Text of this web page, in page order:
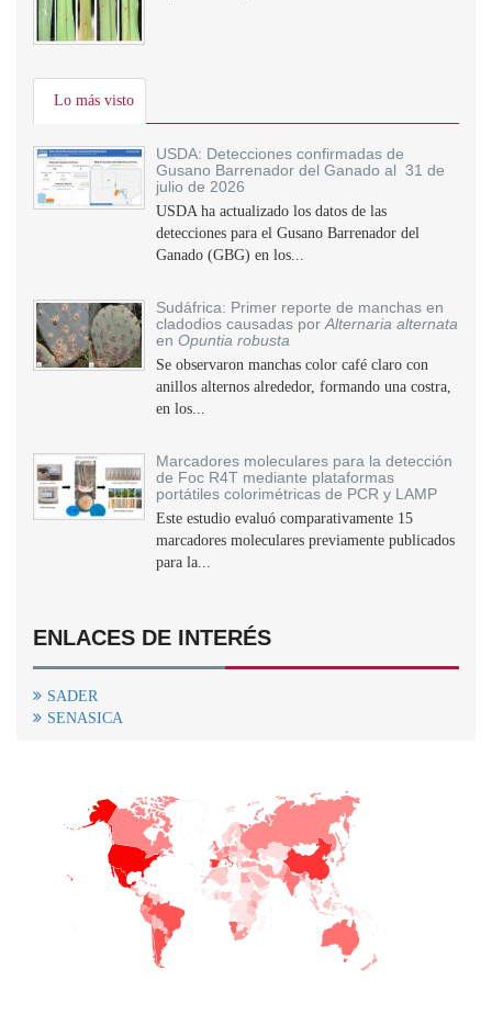
Lo más visto
USDA: Detecciones confirmadas de
Gusano Barrenador del Ganado al 31 de
julio de 2026
USDA ha actualizado los datos de las
detecciones para el Gusano Barrenador del
Ganado (GBG) en los...
Sudáfrica: Primer reporte de manchas en
cladodios causadas por Alternaria alternata
en Opuntia robusta
Se observaron manchas color café claro con
anillos alternos alrededor, formando una costra,
en los...
Marcadores moleculares para la detección
de Foc R4T mediante plataformas
portátiles colorimétricas de PCR y LAMP
Este estudio evaluó comparativamente 15
marcadores moleculares previamente publicados
para la...
ENLACES DE INTERÉS
SADER
SENASICA